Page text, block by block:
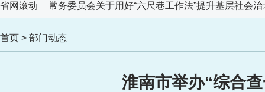
省网滚动
代表大会常务委员会关于用好“六尺巷工作法”提升基层社会治
首页 > 部门动态
淮南市举办“综合